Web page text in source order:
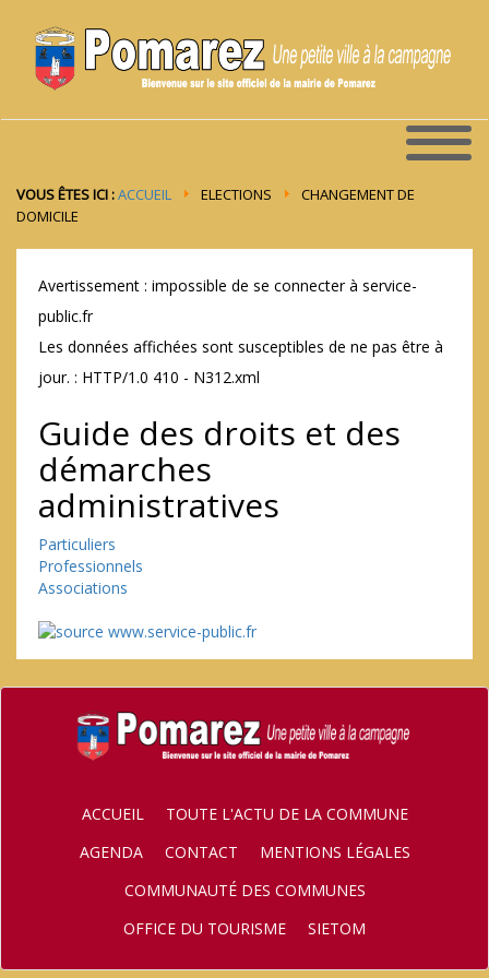
VOUS ÊTES ICI :ACCUEIL ELECTIONS
CHANGEMENT DE
DOMICILE
Avertissement : impossible de se connecter à service-
public.fr
Les données affichées sont susceptibles de ne pas être à
jour. : HTTP/1.0 410 - N312.xml
Guide des droits et des
démarches
administratives
Particuliers
Professionnels
Associations
ACCUEIL
TOUTE L'ACTU DE LA COMMUNE
AGENDA
CONTACT
MENTIONS LÉGALES
COMMUNAUTÉ DES COMMUNES
OFFICE DU TOURISME
SIETOM